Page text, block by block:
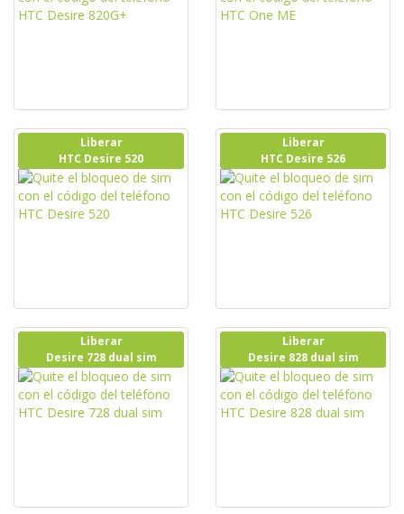
Liberar
HTC Desire 520
Liberar
HTC Desire 526
Liberar
Desire 728 dual sim
Liberar
Desire 828 dual sim